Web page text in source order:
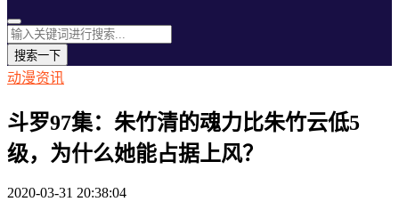
搜索一下
动漫资讯
斗罗97集：朱竹清的魂力比朱竹云低5
级，为什么她能占据上风？
2020-03-31 20:38:04